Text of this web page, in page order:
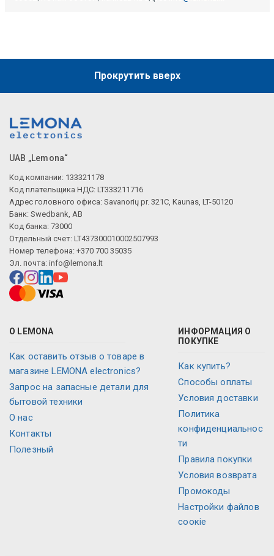
Прокрутить вверх
UAB „Lemona“
Код компании: 133321178
Код плательщика НДС: LT333211716
Адрес головного офиса: Savanorių pr. 321C, Kaunas, LT-50120
Банк: Swedbank, AB
Код банка: 73000
Отдельный счет: LT437300010002507993
Номер телефона: +370 700 35035
Эл. почта: info@lemona.lt
О LEMONA
Как оставить отзыв о товаре в
магазине LEMONA electronics?
Запрос на запасные детали для
бытовой техники
O нас
Контакты
Полезный
ИНФОРМАЦИЯ О
ПОКУПКЕ
Как купить?
Способы оплаты
Условия доставки
Политика
конфиденциальнос
ти
Правила покупки
Условия возврата
Промокоды
Настройки файлов
соокіе